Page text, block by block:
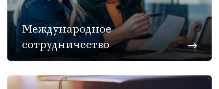
Международное
сотрудничество